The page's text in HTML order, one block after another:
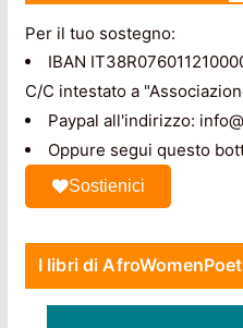
Per il tuo sostegno:
IBAN
C/C intestato a
Paypal all'indirizzo:
Oppure segui questo
Sostienici
I libri di